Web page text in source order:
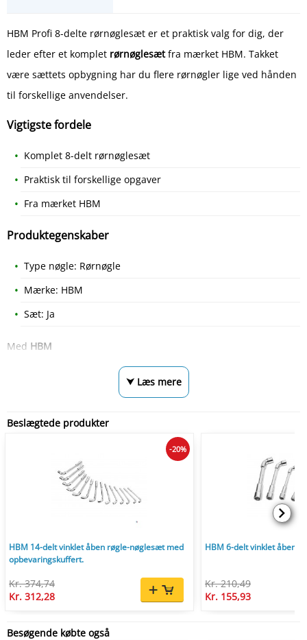
HBM Profi 8-delte rørnøglesæt er et praktisk valg for dig, der
leder efter et komplet rørnøglesætfra mærket HBM. Takket
være sættets opbygning har du flere rørnøgler lige ved hånden
til forskellige anvendelser.
Vigtigste fordele
Komplet 8-delt rørnøglesæt
Praktisk til forskellige opgaver
Fra mærket HBM
Produktegenskaber
Type nøgle: Rørnøgle
Mærke: HBM
Sæt: Ja
Med HBM
⮟ Læs mere
Beslægtede produkter
HBM 14-delt vinklet åben røgle-nøglesæt med
opbevaringskuffert.
Kr. 374,74
Kr. 312,28
-20%
HBM 6-delt vinklet åben
Kr. 210,49
Kr. 155,93
Besøgende købte også